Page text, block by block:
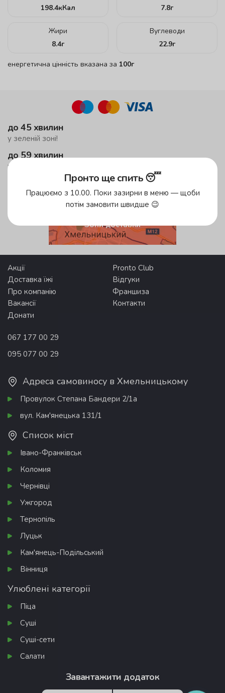
198.4кКал
7.8г
Жири
8.4г
Вуглеводи
22.9г
енергетична цінність вказана за 100г
до 45 хвилин
у зеленій зоні!
до 59 хвилин
у жовтій зоні
безкоштовна доставка
від 500 грн
Зони доставки
Акції
Pronto Club
Доставка їжі
Відгуки
Про компанію
Франшиза
Вакансії
Контакти
Донати
067 177 00 29
095 077 00 29
Адреса самовиносу в Хмельницькому
Провулок Степана Бандери 2/1а
вул. Кам'янецька 131/1
Список міст
Івано-Франківськ
Коломия
Чернівці
Ужгород
Тернопіль
Луцьк
Кам'янець-Подільський
Вінниця
Улюблені категорії
Піца
Суші
Суші-сети
Салати
Завантажити додаток
Пронто ще спить 😴
Працюємо з 10.00. Поки зазирни в меню — щоби
потім замовити швидше 😉